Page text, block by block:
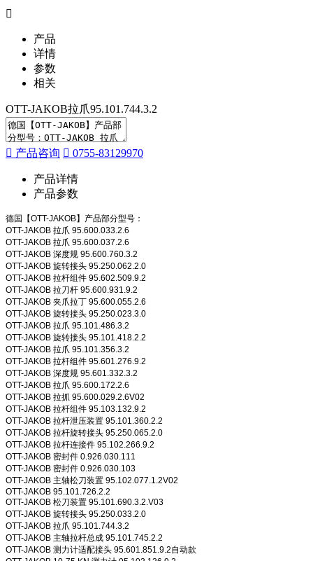
产品
详情
参数
相关
OTT-JAKOB拉爪95.101.744.3.2
产品咨询 0755-83129970
产品详情
产品参数
德国【OTT-JAKOB】产品部分型号：
OTT-JAKOB 拉爪 95.600.033.2.6
OTT-JAKOB 拉爪 95.600.037.2.6
OTT-JAKOB 深度规 95.600.760.3.2
OTT-JAKOB 旋转接头 95.250.062.2.0
OTT-JAKOB 拉杆组件 95.602.509.9.2
OTT-JAKOB 拉刀杆 95.600.931.9.2
OTT-JAKOB 夹爪拉丁 95.600.055.2.6
OTT-JAKOB 旋转接头 95.250.023.3.0
OTT-JAKOB 拉爪 95.101.486.3.2
OTT-JAKOB 旋转接头 95.101.418.2.2
OTT-JAKOB 拉爪 95.101.356.3.2
OTT-JAKOB 拉杆组件 95.601.276.9.2
OTT-JAKOB 深度规 95.601.332.3.2
OTT-JAKOB 拉爪 95.600.172.2.6
OTT-JAKOB 拉抓 95.600.029.2.6V02
OTT-JAKOB 拉杆组件 95.103.132.9.2
OTT-JAKOB 拉杆泄压装置 95.101.360.2.2
OTT-JAKOB 拉杆旋转接头 95.250.065.2.0
OTT-JAKOB 拉杆连接件 95.102.266.9.2
OTT-JAKOB 密封件 0.926.030.111
OTT-JAKOB 密封件 0.926.030.103
OTT-JAKOB 主轴松刀装置 95.102.077.1.2V02
OTT-JAKOB 95.101.726.2.2
OTT-JAKOB 松刀装置 95.101.690.3.2.V03
OTT-JAKOB 旋转接头 95.250.033.2.0
OTT-JAKOB 拉爪 95.101.744.3.2
OTT-JAKOB 主轴拉杆总成 95.101.745.2.2
OTT-JAKOB 测力计适配接头 95.601.851.9.2自动款